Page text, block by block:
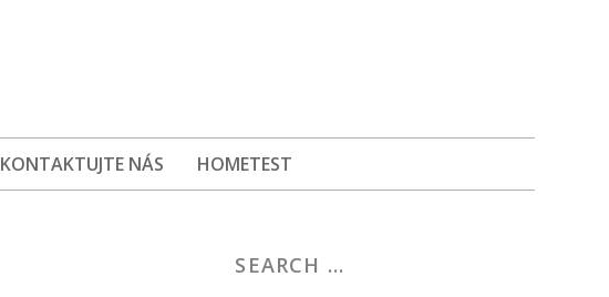
KONTAKTUJTE NÁS HOMETEST